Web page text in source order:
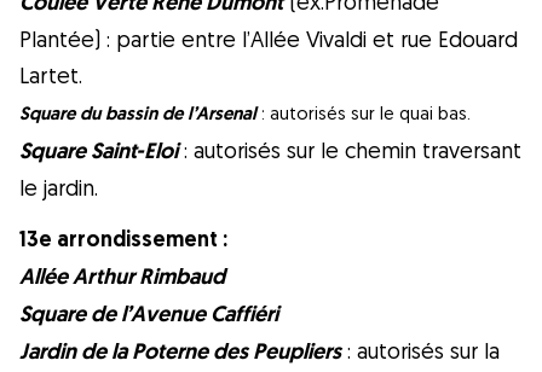
Plantée) : partie entre l’Allée Vivaldi et rue Edouard
Lartet.
Square du bassin de l’Arsenal : autorisés sur le quai bas.
Square Saint-Eloi : autorisés sur le chemin traversant
le jardin.
13e arrondissement :
Allée Arthur Rimbaud
Square de l’Avenue Caffiéri
Jardin de la Poterne des Peupliers: autorisés sur la